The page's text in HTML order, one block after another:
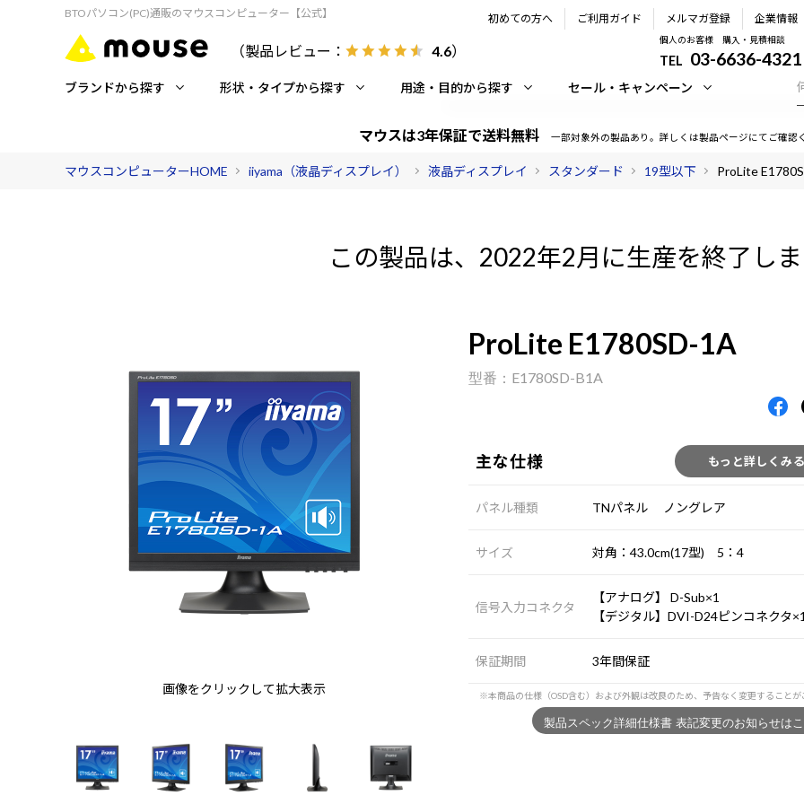
BTOパソコン(PC)通販のマウスコンピューター【公式】
（製品レビュー： 4.6）
初めての方へ ご利用ガイド メルマガ登録 企業情報
個人のお客様 購入・見積相談
TEL 03-6636-4321
ブランドから探す 形状・タイプから探す 用途・目的から探す セール・キャンペーン
マウスは3年保証で送料無料 一部対象外の製品あり。詳しくは製品ページにてご確認
マウスコンピューターHOME iiyama（液晶ディスプレイ） 液晶ディスプレイ スタンダード 19型以下 ProLite
この製品は、2022年2月に生産を終了し
画像をクリックして拡大表示
ProLite E1780SD-1A
E1780SD-B1A
主な仕様 もっと詳しくみ
パネル種類 TNパネル ノングレア
サイズ 対角：43.0cm(17型) 5：4
信号入力コネクタ
【アナログ】 D-Sub×1
【デジタル】DVI-D24ピンコネクタ
保証期間 3年間保証